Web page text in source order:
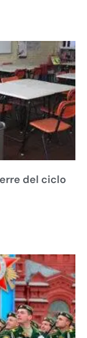
del ciclo